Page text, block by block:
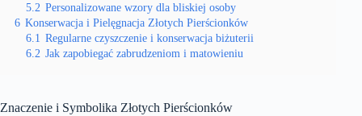
5.2 Personalizowane wzory dla bliskiej osoby
6 Konserwacja i Pielęgnacja Złotych Pierścionków
6.1 Regularne czyszczenie i konserwacja biżuterii
6.2 Jak zapobiegać zabrudzeniom i matowieniu
Znaczenie i Symbolika Złotych Pierścionków